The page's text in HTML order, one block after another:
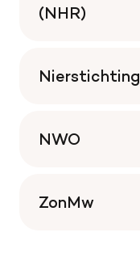
(NHR)
Nierstichting
NWO
ZonMw